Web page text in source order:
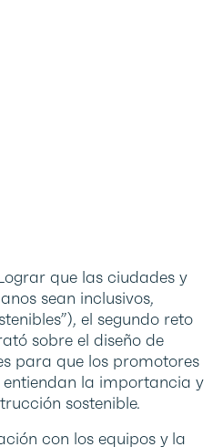
que las ciudades y
sean inclusivos,
el segundo reto
sobre el diseño de
para que los promotores
la importancia y
sostenible.
con los equipos y la